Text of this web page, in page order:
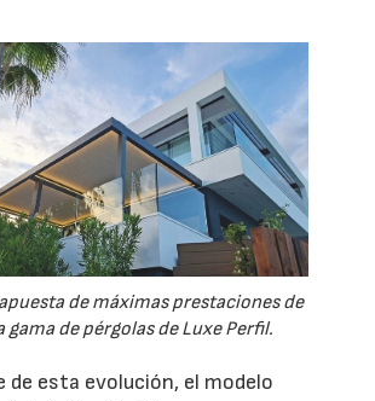
de máximas prestaciones de
gama de pérgolas de Luxe Perfil.
de esta evolución, el modelo